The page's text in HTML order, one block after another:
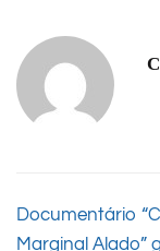
Documentário
Marginal Alado”